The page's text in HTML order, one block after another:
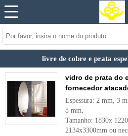
livre de cobre e prata
vidro de prata do
fornecedor
Espessura: 2 mm, 3
8 mm,
Tamanho: 1830x
2134x3300mm ou